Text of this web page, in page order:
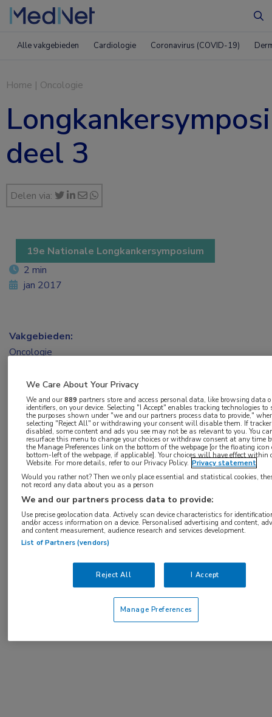
Alle vakgebieden Cardiologie Coronavirus (COVID-19)
Home | Oncologie
deel 3
Delen via:
19e Nationale Longkankersymposium
Log hier in om volledige
toegang te krijgen.
ofAccount maken
2 min
jan 2017
Vakgebieden:
Oncologie
Aandachtsgebieden:
Longoncologie
Tags:
ct-scan
We Care About Your Privacy
We and our889 partners store and access personal data, like browsing data
identifiers, on your device. Selecting "I Accept" enables tracking technologies to
the purposes shown under "we and our partners process data to provide,"
selecting "Reject All" or withdrawing your consent will disable them. If
disabled, some content and ads you see may not be as relevant to you. You
resurface this menu to change your choices or withdraw consent at any time
the Manage Preferences link on the bottom of the webpage [or the floating icon
bottom-left of the webpage, if applicable]. Your choices will have effect within
Website. For more details, refer to our Privacy Policy. Privacy statement
Would you rather not? Then we only place essential and statistical cookies,
not record any data about you as a person
We and our partners process data to provide:
Use precise geolocation data. Actively scan device characteristics for
and/or access information on a device. Personalised advertising and content,
and content measurement, audience research and services development.
List of Partners (vendors)
Reject All I Accept
Manage Preferences